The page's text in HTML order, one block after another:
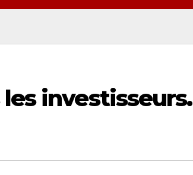
investisseurs.